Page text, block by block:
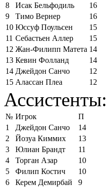
8
Исак Бельфодиль
16
9
Тимо Вернер
16
10 Юссуф Поульсен
15
11 Себастьен Аллер
15
12 Жан-Филипп Матета 14
13 Кевин Фолланд
14
14 Джейдон Санчо
12
15 Алассан Плеа 12
Ассистенты:
№ Игрок
П
1
Джейдон Санчо
14
2
Йозуа Киммих
13
3
Юлиан Брандт
11
4
Торган Азар
10
5
Филип Костич
10
6
Керем Демирбай
9